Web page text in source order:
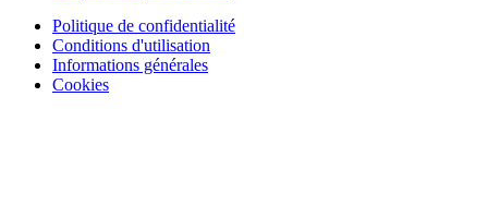
Politique de confidentialité
Conditions d'utilisation
Informations générales
Cookies